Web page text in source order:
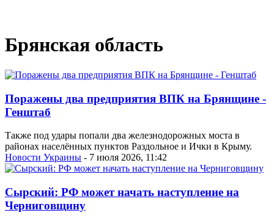
Брянская область
Поражены два предприятия ВПК на Брянщине -
Генштаб
Также под удары попали два железнодорожных моста в
районах населённых пунктов Раздольное и Ички в Крыму.
Новости Украины - 7 июля 2026, 11:42
Сырский: РФ может начать наступление на
Черниговщину